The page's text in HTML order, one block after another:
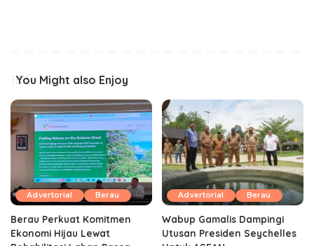
You Might also Enjoy
Advertorial Berau
Berau Perkuat Komitmen
Ekonomi Hijau Lewat
Advertorial Berau
Wabup Gamalis Dampingi
Utusan Presiden Seychelles